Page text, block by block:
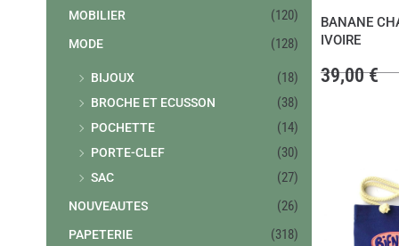
MOBILIER (120)
MODE (128)
BIJOUX (18)
BROCHE ET ECUSSON (38)
POCHETTE (14)
PORTE-CLEF (30)
SAC (27)
NOUVEAUTES (26)
PAPETERIE (318)
BANANE
IVOIRE
39,00€